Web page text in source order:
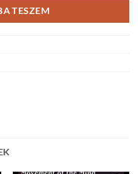
TESZEM